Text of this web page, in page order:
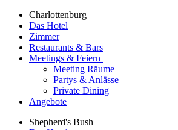
Charlottenburg
Das Hotel
Zimmer
Restaurants & Bars
Meetings & Feiern
Meeting Räume
Partys & Anlässe
Private Dining
Angebote
Shepherd's Bush